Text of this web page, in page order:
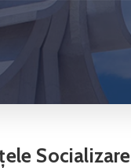
Socializare